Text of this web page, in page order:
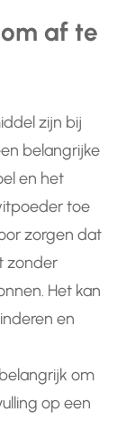
af te
zijn bij
belangrijke
en het
toe
zorgen dat
zonder
Het kan
en
om
op een